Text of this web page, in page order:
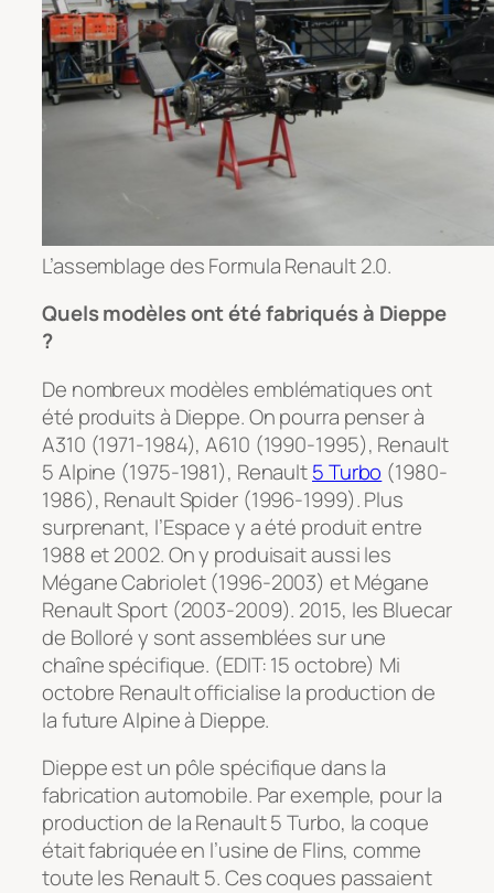
L’assemblage des Formula Renault 2.0.
Quels modèles ont été fabriqués à Dieppe
?
De nombreux modèles emblématiques ont
été produits à Dieppe. On pourra penser à
A310 (1971-1984), A610 (1990-1995), Renault
5 Alpine (1975-1981), Renault5 Turbo (1980-
1986), Renault Spider (1996-1999). Plus
surprenant, l’Espace y a été produit entre
1988 et 2002. On y produisait aussi les
Mégane Cabriolet (1996-2003) et Mégane
Renault Sport (2003-2009). 2015, les Bluecar
de Bolloré y sont assemblées sur une
chaîne spécifique. (EDIT: 15 octobre) Mi
octobre Renault officialise la production de
la future Alpine à Dieppe.
Dieppe est un pôle spécifique dans la
fabrication automobile. Par exemple, pour la
production de la Renault 5 Turbo, la coque
était fabriquée en l’usine de Flins, comme
toute les Renault 5. Ces coques passaient